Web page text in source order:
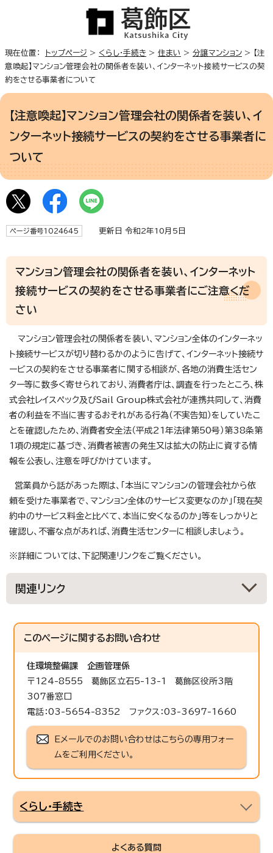
現在位置： トップページ > くらし・手続き > 住まい > 分譲マンション > 【注
意喚起】マンション管理会社の関係者を装い、インターネット接続サービスの契
約をさせる事業者について
【注意喚起】マンション管理会社の関係者を装い、イ
ンターネット接続サービスの契約をさせる事業者に
ついて
ページ番号1024645 更新日 令和2年10月5日
マンション管理会社の関係者を装い、インターネット
接続サービスの契約をさせる事業者にご注意くだ
さい
マンション管理会社の関係者を装い、マンション全体のインターネッ
ト接続サービスが切り替わるかのように告げて、インターネット接続サ
ービスの契約をさせる事業者に関する相談が、各地の消費生活セン
ター等に数多く寄せられており、消費者庁は、調査を行ったところ、株
式会社レイスペック及びSail Group株式会社が連携共同して、消費
者の利益を不当に害するおそれがある行為（不実告知）をしていたこ
とを確認したため、消費者安全法（平成21年法律第50号）第38条第
1項の規定に基づき、消費者被害の発生又は拡大の防止に資する情
報を公表し、注意を呼びかけています。
営業員から話があった際は、「本当にマンションの管理会社から依
頼を受けた事業者で、マンション全体のサービス変更なのか」「現在契
約中のサービス料金と比べて、本当に安くなるのか」等をしっかりと
確認し、不審な点があれば、消費生活センターに相談しましょう。
※詳細については、下記関連リンクをご覧ください。
関連リンク
このページに関するお問い合わせ
住環境整備課
企画管理係
〒124-8555 葛飾区立石5-13-1 葛飾区役所3階
307番窓口
電話：03-5654-8352 ファクス：03-3697-1660
Eメールでのお問い合わせはこちらの専用フォー
ムをご利用ください。
くらし・手続き
よくある質問